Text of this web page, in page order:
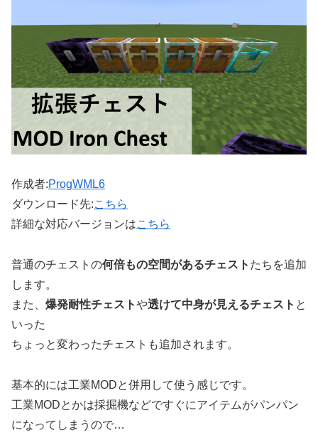
作成者:ProgWML6
ダウンロード先:こちら
詳細な対応バージョンはこちら
普通のチェストの何倍もの空間があるチェスト たちを追加
します。
また、 爆発耐性チェストや透けて中身が見えるチェスト と
いった
ちょっと変わったチェストも追加されます。
基本的には工業MODと併用して使う感じです。
工業MODとかは採掘機などですぐにアイテムがパンパン
になってしまうので…